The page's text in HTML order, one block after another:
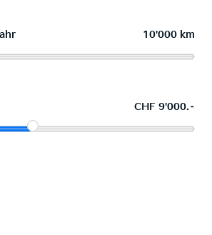
10'000 km
CHF 9'000.–